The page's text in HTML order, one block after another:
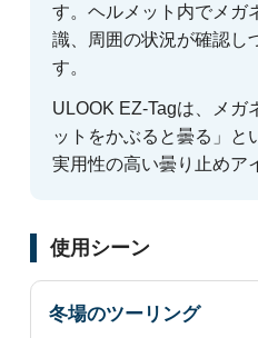
す。ヘルメット内でメガ
識、周囲の状況が確認し
す。
ULOOK EZ-Tagは、メガ
ットをかぶると曇る」と
実用性の高い曇り止めア
使用シーン
冬場のツーリング